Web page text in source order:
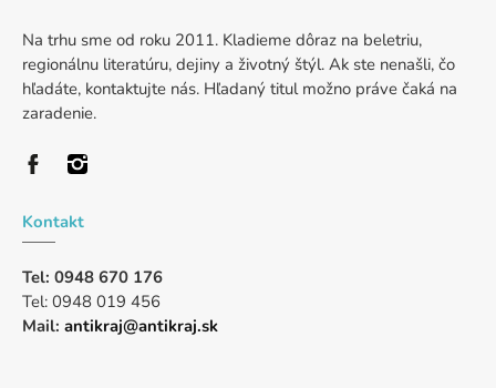
Na trhu sme od roku 2011. Kladieme dôraz na beletriu,
regionálnu literatúru, dejiny a životný štýl. Ak ste nenašli, čo
hľadáte, kontaktujte nás. Hľadaný titul možno práve čaká na
zaradenie.
Kontakt
Tel: 0948 670 176
Tel: 0948 019 456
Mail: antikraj@antikraj.sk